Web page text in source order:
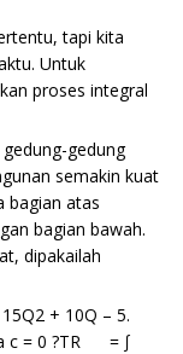
tapi kita
Untuk
proses integral
gedung
semakin kuat
bagian atas
bagian bawah.
dipakailah
+ 10Q – 5.
c = 0 ?TR = ∫